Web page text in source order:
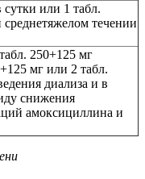
сутки или 1 табл.
течении
250+125 мг
мг или 2 табл.
диализа и в
снижения
амоксициллина и